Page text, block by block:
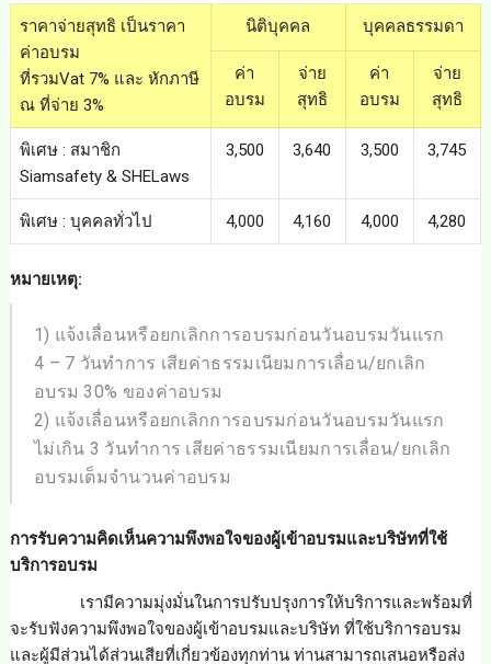
ราคาจ่ายสุทธิ เป็นราคา
ค่าอบรม
ที่รวมVat 7% และ หักภาษี
ณ ที่จ่าย 3%
นิติบุคคล บุคคลธรรมดา
ค่า
อบรม
จ่าย
สุทธิ
ค่า
อบรม
จ่าย
สุทธิ
พิเศษ : สมาชิก
Siamsafety & SHELaws
3,500 3,640 3,500 3,745
พิเศษ : บุคคลทั่วไป 4,000 4,160 4,000 4,280
หมายเหตุ:
1) แจ้งเลื่อนหรือยกเลิกการอบรมก่อนวันอบรมวันแรก
4 – 7 วันทำการ เสียค่าธรรมเนียมการเลื่อน/ยกเลิก
อบรม 30% ของค่าอบรม
2) แจ้งเลื่อนหรือยกเลิกการอบรมก่อนวันอบรมวันแรก
ไม่เกิน 3 วันทำการ เสียค่าธรรมเนียมการเลื่อน/ยกเลิก
อบรมเต็มจำนวนค่าอบรม
การรับความคิดเห็นความพึงพอใจของผู้เข้าอบรมและบริษัทที่ใช้
บริการอบรม
เรามีความมุ่งมั่นในการปรับปรุงการให้บริการและพร้อมที่
จะรับฟังความพึงพอใจของผู้เข้าอบรมและบริษัท ที่ใช้บริการอบรม
และผู้มีส่วนได้ส่วนเสียที่เกี่ยวข้องทุกท่าน ท่านสามารถเสนอหรือส่ง